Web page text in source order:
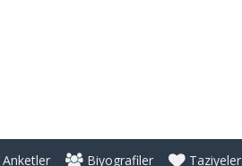
Anketler Biyografiler Taziyeler